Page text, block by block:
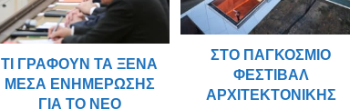
ΤΙ ΓΡΆΦΟΥΝ ΤΑ ΞΈΝΑ
ΜΈΣΑ ΕΝΗΜΈΡΩΣΗΣ
ΓΙΑ ΤΟ ΝΈΟ
ΣΤΟ ΠΑΓΚΌΣΜΙΟ
ΦΕΣΤΙΒΆΛ
ΑΡΧΙΤΕΚΤΟΝΙΚΉΣ